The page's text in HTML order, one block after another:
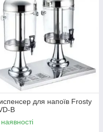
для напоїв Frosty
B